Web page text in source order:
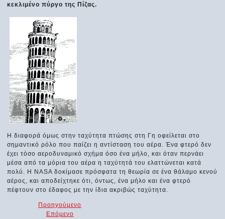
κεκλιμένο πύργο της Πίζας.
Η διαφορά όμως στην ταχύτητα πτώσης στη Γη οφείλεται στο
σημαντικό ρόλο που παίζει η αντίσταση του αέρα. Ένα φτερό δεν
έχει τόσο αεροδυναμικό σχήμα όσο ένα μήλο, και όταν περνάει
μέσα από τα μόρια του αέρα η ταχύτητά του ελαττώνεται κατά
πολύ. Η NASA δοκίμασε πρόσφατα τη θεωρία σε ένα θάλαμο κενού
αέρος, και αποδείχτηκε ότι, όντως, ένα μήλο και ένα φτερό
πέφτουν στο έδαφος με την ίδια ακριβώς ταχύτητα.
Προηγούμενο
Επόμενο